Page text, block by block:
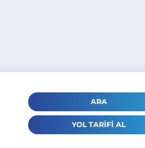
ARA
YOL TARİFİ AL